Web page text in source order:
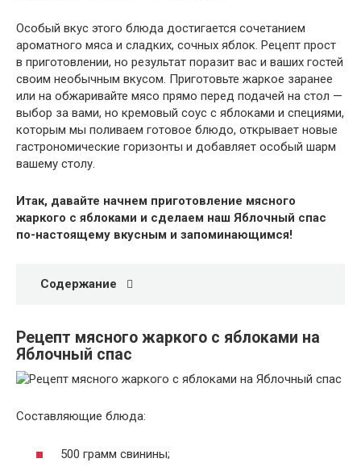
Особый вкус этого блюда достигается сочетанием
ароматного мяса и сладких, сочных яблок. Рецепт прост
в приготовлении, но результат поразит вас и ваших гостей
своим необычным вкусом. Приготовьте жаркое заранее
или на обжаривайте мясо прямо перед подачей на стол —
выбор за вами, но кремовый соус с яблоками и специями,
которым мы поливаем готовое блюдо, открывает новые
гастрономические горизонты и добавляет особый шарм
вашему столу.
Итак, давайте начнем приготовление мясного
жаркого с яблоками и сделаем наш Яблочный спас
по-настоящему вкусным и запоминающимся!
Содержание
Рецепт мясного жаркого с яблоками на
Яблочный спас
Составляющие блюда:
500 грамм свинины;